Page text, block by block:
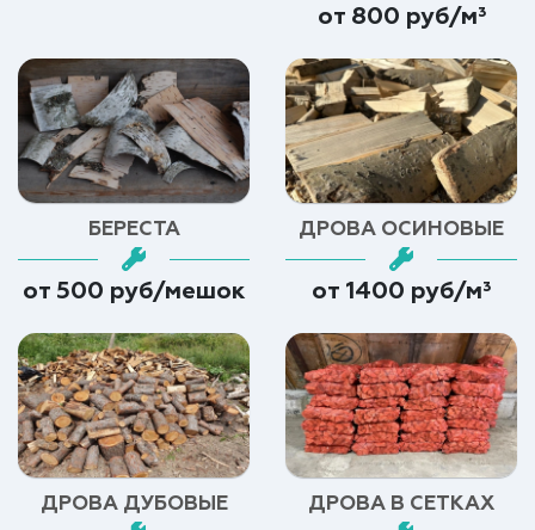
от 800 руб/м³
БЕРЕСТА
от 500 руб/мешок
ДРОВА ОСИНОВЫЕ
от 1400 руб/м³
ДРОВА ДУБОВЫЕ ДРОВА В СЕТКАХ